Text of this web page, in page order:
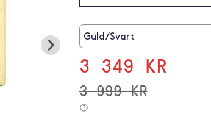
Guld/Svart
3 349 KR
3 999 KR